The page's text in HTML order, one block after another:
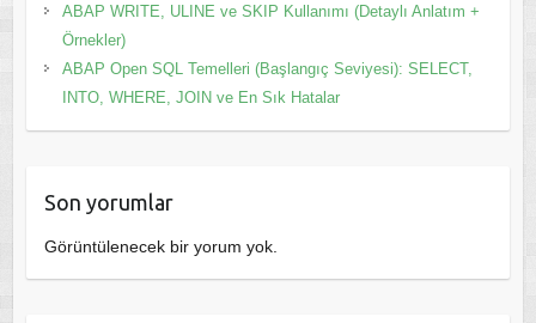
ABAP WRITE, ULINE ve SKIP Kullanımı (Detaylı Anlatım +
Örnekler)
ABAP Open SQL Temelleri (Başlangıç Seviyesi): SELECT,
INTO, WHERE, JOIN ve En Sık Hatalar
Son yorumlar
Görüntülenecek bir yorum yok.